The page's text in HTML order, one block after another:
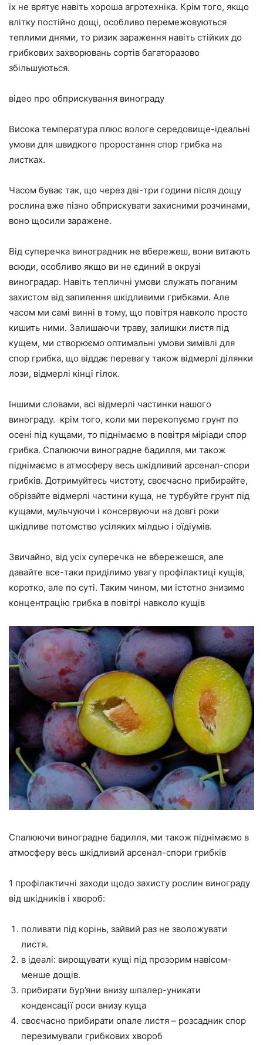
їх не врятує навіть хороша агротехніка. Крім того, якщо
влітку постійно дощі, особливо перемежовуються
теплими днями, то ризик зараження навіть стійких до
грибкових захворювань сортів багаторазово
збільшуються.
відео про обприскування винограду
Висока температура плюс вологе середовище-ідеальні
умови для швидкого проростання спор грибка на
листках.
Часом буває так, що через дві-три години після дощу
рослина вже пізно обприскувати захисними розчинами,
воно щосили заражене.
Від суперечка виноградник не вбережеш, вони витають
всюди, особливо якщо ви не єдиний в окрузі
виноградар. Навіть тепличні умови служать поганим
захистом від запилення шкідливими грибками. Але
часом ми самі винні в тому, що повітря навколо просто
кишить ними. Залишаючи траву, залишки листя під
кущем, ми створюємо оптимальні умови зимівлі для
спор грибка, що віддає перевагу також відмерлі ділянки
лози, відмерлі кінці гілок.
Іншими словами, всі відмерлі частинки нашого
винограду. крім того, коли ми перекопуємо грунт по
осені під кущами, то піднімаємо в повітря міріади спор
грибка. Спалюючи виноградне бадилля, ми також
піднімаємо в атмосферу весь шкідливий арсенал-спори
грибків. Дотримуйтесь чистоту, своєчасно прибирайте,
обрізайте відмерлі частини куща, не турбуйте грунт під
кущами, мульчуючи і консервуючи на довгі роки
шкідливе потомство усіляких мілдью і оїдіумів.
Звичайно, від усіх суперечка не вбережешся, але
давайте все-таки приділимо увагу профілактиці кущів,
коротко, але по суті. Таким чином, ми істотно знизимо
концентрацію грибка в повітрі навколо кущів
Спалюючи виноградне бадилля, ми також піднімаємо в
атмосферу весь шкідливий арсенал-спори грибків
1 профілактичні заходи щодо захисту рослин винограду
від шкідників і хвороб:
поливати під корінь, зайвий раз не зволожувати
листя.
в ідеалі: вирощувати кущі під прозорим навісом-
менше дощів.
прибирати бур’яни внизу шпалер-уникати
конденсації роси внизу куща
своєчасно прибирати опале листя – розсадник спор
перезимували грибкових хвороб